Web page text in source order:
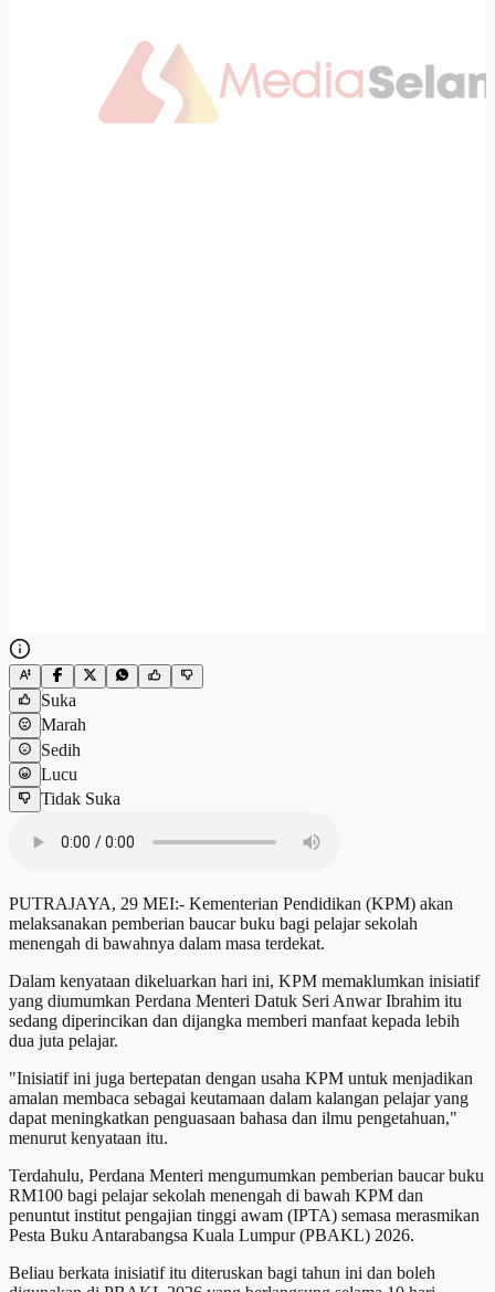
Suka
Marah
Sedih
Lucu
Tidak Suka
PUTRAJAYA, 29 MEI:- Kementerian Pendidikan (KPM) akan
melaksanakan pemberian baucar buku bagi pelajar sekolah
menengah di bawahnya dalam masa terdekat.
Dalam kenyataan dikeluarkan hari ini, KPM memaklumkan inisiatif
yang diumumkan Perdana Menteri Datuk Seri Anwar Ibrahim itu
sedang diperincikan dan dijangka memberi manfaat kepada lebih
dua juta pelajar.
"Inisiatif ini juga bertepatan dengan usaha KPM untuk menjadikan
amalan membaca sebagai keutamaan dalam kalangan pelajar yang
dapat meningkatkan penguasaan bahasa dan ilmu pengetahuan,"
menurut kenyataan itu.
Terdahulu, Perdana Menteri mengumumkan pemberian baucar buku
RM100 bagi pelajar sekolah menengah di bawah KPM dan
penuntut institut pengajian tinggi awam (IPTA) semasa merasmikan
Pesta Buku Antarabangsa Kuala Lumpur (PBAKL) 2026.
Beliau berkata inisiatif itu diteruskan bagi tahun ini dan boleh